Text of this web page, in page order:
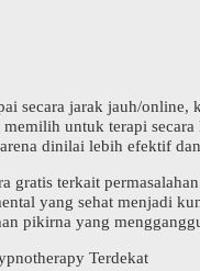
secara jarak jauh/online,
untuk terapi
dinilai lebih efektif
terkait
yang sehat menjadi
pikirna yang
Terdekat